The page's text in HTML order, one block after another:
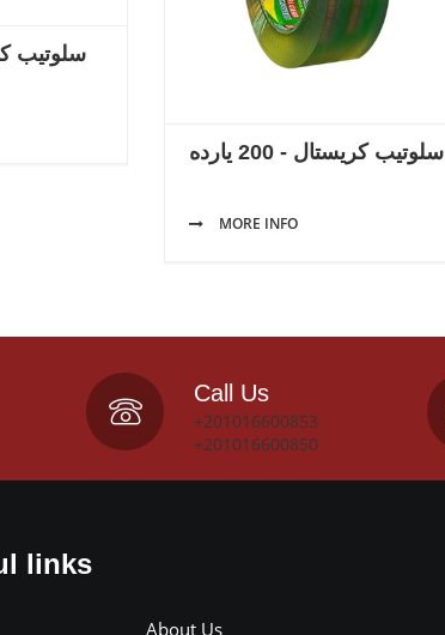
سلوتيب
سلوتيب كريستال - 200 يارده
MORE INFO
Call Us
+201016600853
+201016600850
links
About Us